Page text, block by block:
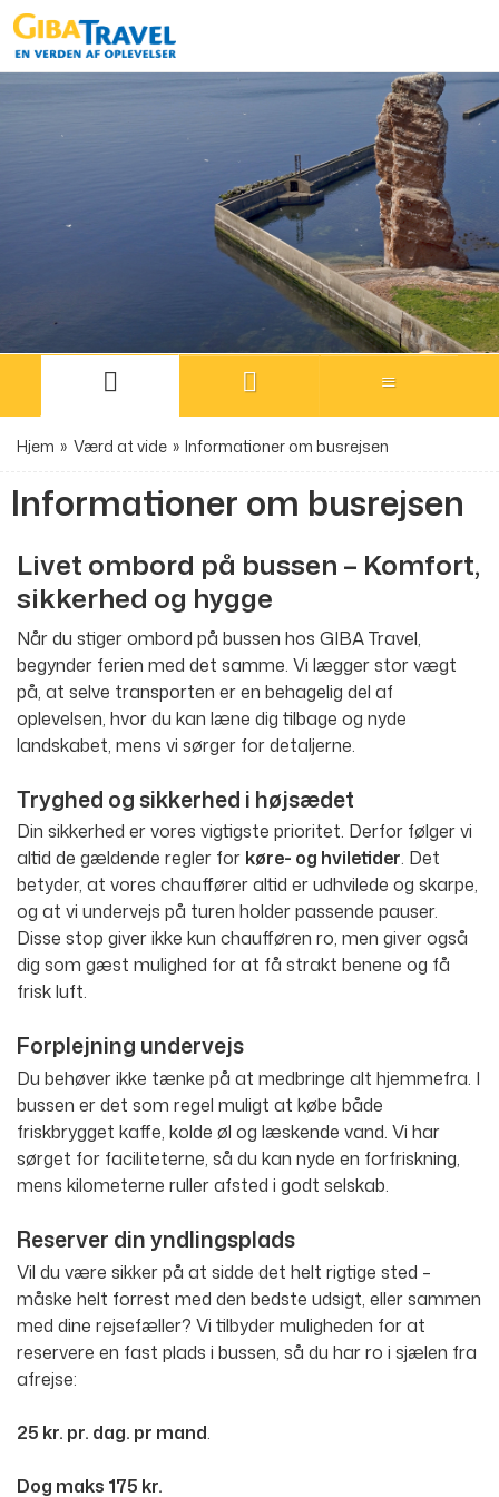
Hjem » Værd at vide » Informationer om busrejsen
Informationer om busrejsen
Livet ombord på bussen – Komfort,
sikkerhed og hygge
Når du stiger ombord på bussen hos GIBA Travel,
begynder ferien med det samme. Vi lægger stor vægt
på, at selve transporten er en behagelig del af
oplevelsen, hvor du kan læne dig tilbage og nyde
landskabet, mens vi sørger for detaljerne.
Tryghed og sikkerhed i højsædet
Din sikkerhed er vores vigtigste prioritet. Derfor følger vi
altid de gældende regler for køre- og hviletider. Det
betyder, at vores chauffører altid er udhvilede og skarpe,
og at vi undervejs på turen holder passende pauser.
Disse stop giver ikke kun chaufføren ro, men giver også
dig som gæst mulighed for at få strakt benene og få
frisk luft.
Forplejning undervejs
Du behøver ikke tænke på at medbringe alt hjemmefra. I
bussen er det som regel muligt at købe både
friskbrygget kaffe, kolde øl og læskende vand. Vi har
sørget for faciliteterne, så du kan nyde en forfriskning,
mens kilometerne ruller afsted i godt selskab.
Reserver din yndlingsplads
Vil du være sikker på at sidde det helt rigtige sted –
måske helt forrest med den bedste udsigt, eller sammen
med dine rejsefæller? Vi tilbyder muligheden for at
reservere en fast plads i bussen, så du har ro i sjælen fra
afrejse:
25 kr. pr. dag. pr mand.
Dog maks 175 kr.